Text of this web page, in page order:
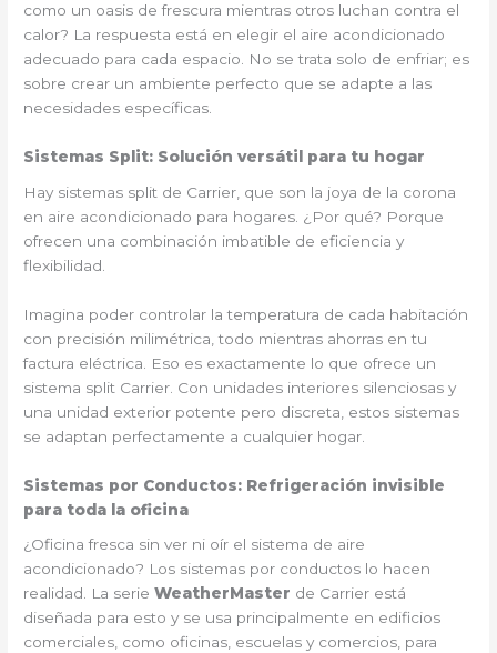
como un oasis de frescura mientras otros luchan contra el
calor? La respuesta está en elegir el aire acondicionado
adecuado para cada espacio. No se trata solo de enfriar; es
sobre crear un ambiente perfecto que se adapte a las
necesidades específicas.
Sistemas Split: Solución versátil para tu hogar
Hay sistemas split de Carrier, que son la joya de la corona
en aire acondicionado para hogares. ¿Por qué? Porque
ofrecen una combinación imbatible de eficiencia y
flexibilidad.
Imagina poder controlar la temperatura de cada habitación
con precisión milimétrica, todo mientras ahorras en tu
factura eléctrica. Eso es exactamente lo que ofrece un
sistema split Carrier. Con unidades interiores silenciosas y
una unidad exterior potente pero discreta, estos sistemas
se adaptan perfectamente a cualquier hogar.
Sistemas por Conductos: Refrigeración invisible
para toda la oficina
¿Oficina fresca sin ver ni oír el sistema de aire
acondicionado? Los sistemas por conductos lo hacen
realidad. La serieWeatherMaster de Carrier está
diseñada para esto y se usa principalmente en edificios
comerciales, como oficinas, escuelas y comercios, para